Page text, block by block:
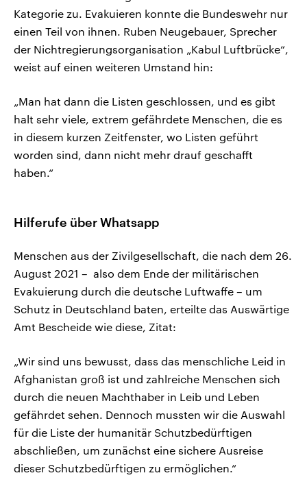
Kategorie zu. Evakuieren konnte die Bundeswehr nur
einen Teil von ihnen. Ruben Neugebauer, Sprecher
der Nichtregierungsorganisation „Kabul Luftbrücke“,
weist auf einen weiteren Umstand hin:
„Man hat dann die Listen geschlossen, und es gibt
halt sehr viele, extrem gefährdete Menschen, die es
in diesem kurzen Zeitfenster, wo Listen geführt
worden sind, dann nicht mehr drauf geschafft
haben.“
Hilferufe über Whatsapp
Menschen aus der Zivilgesellschaft, die nach dem 26.
August 2021 – also dem Ende der militärischen
Evakuierung durch die deutsche Luftwaffe – um
Schutz in Deutschland baten, erteilte das Auswärtige
Amt Bescheide wie diese, Zitat:
„Wir sind uns bewusst, dass das menschliche Leid in
Afghanistan groß ist und zahlreiche Menschen sich
durch die neuen Machthaber in Leib und Leben
gefährdet sehen. Dennoch mussten wir die Auswahl
für die Liste der humanitär Schutzbedürftigen
abschließen, um zunächst eine sichere Ausreise
dieser Schutzbedürftigen zu ermöglichen.“